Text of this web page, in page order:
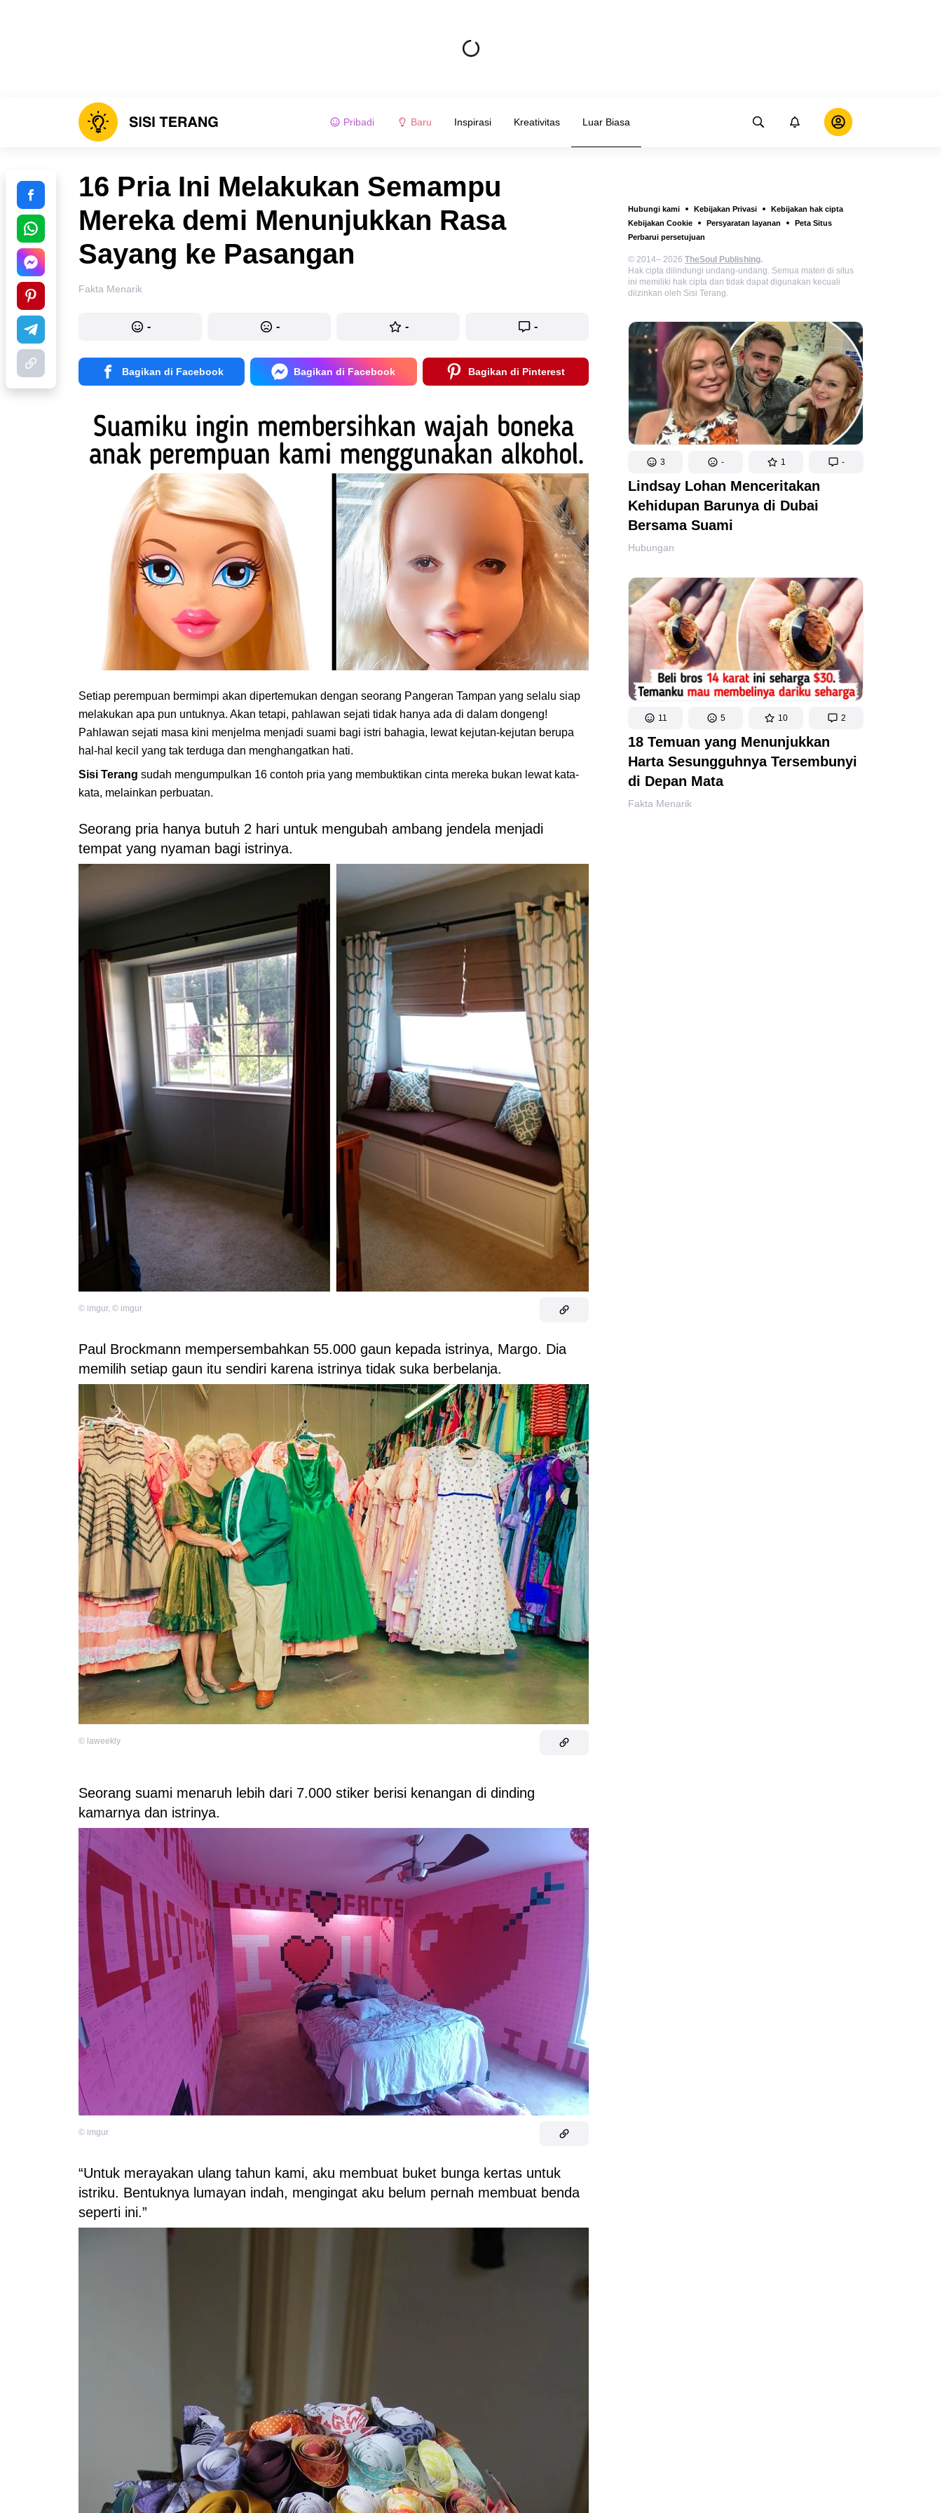
Pribadi Baru Inspirasi Kreativitas Luar Biasa
Hubungi kami Kebijakan Privasi
Kebijakan hak cipta
Kebijakan Cookie
Persyaratan layanan
Peta Situs
Perbarui persetujuan
© 2014– 2026 TheSoul Publishing.
Hak cipta dilindungi undang-undang. Semua materi di situs
ini memiliki hak cipta dan tidak dapat digunakan kecuali
diizinkan oleh Sisi Terang.
3 - 1 -
Lindsay Lohan Menceritakan
Kehidupan Barunya di Dubai
Bersama Suami
Hubungan
11 5 10 2
18 Temuan yang Menunjukkan
Harta Sesungguhnya Tersembunyi
di Depan Mata
Fakta Menarik
16 Pria Ini Melakukan Semampu
Mereka demi Menunjukkan Rasa
Sayang ke Pasangan
Fakta Menarik
- - - -
Bagikan di Facebook Bagikan di Facebook Bagikan di Pinterest
Setiap perempuan bermimpi akan dipertemukan dengan seorang Pangeran Tampan yang selalu siap
melakukan apa pun untuknya. Akan tetapi, pahlawan sejati tidak hanya ada di dalam dongeng!
Pahlawan sejati masa kini menjelma menjadi suami bagi istri bahagia, lewat kejutan-kejutan berupa
hal-hal kecil yang tak terduga dan menghangatkan hati.
Sisi Terang sudah mengumpulkan 16 contoh pria yang membuktikan cinta mereka bukan lewat kata-
kata, melainkan perbuatan.
Seorang pria hanya butuh 2 hari untuk mengubah ambang jendela menjadi
tempat yang nyaman bagi istrinya.
© imgur, © imgur
Paul Brockmann mempersembahkan 55.000 gaun kepada istrinya, Margo. Dia
memilih setiap gaun itu sendiri karena istrinya tidak suka berbelanja.
© laweekly
Seorang suami menaruh lebih dari 7.000 stiker berisi kenangan di dinding
kamarnya dan istrinya.
© imgur
“Untuk merayakan ulang tahun kami, aku membuat buket bunga kertas untuk
istriku. Bentuknya lumayan indah, mengingat aku belum pernah membuat benda
seperti ini.”